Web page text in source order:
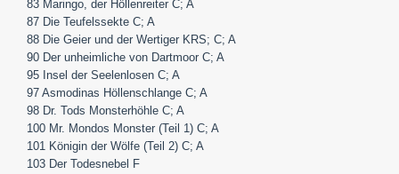
83 Maringo, der Höllenreiter C; A
87 Die Teufelssekte C; A
88 Die Geier und der Wertiger KRS; C; A
90 Der unheimliche von Dartmoor C; A
95 Insel der Seelenlosen C; A
97 Asmodinas Höllenschlange C; A
98 Dr. Tods Monsterhöhle C; A
100 Mr. Mondos Monster (Teil 1) C; A
101 Königin der Wölfe (Teil 2) C; A
103 Der Todesnebel F